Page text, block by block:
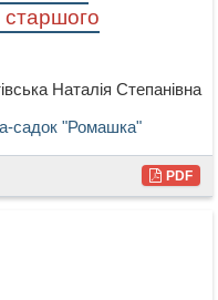
старшого
Наталія Степанівна
садок "Ромашка"
PDF